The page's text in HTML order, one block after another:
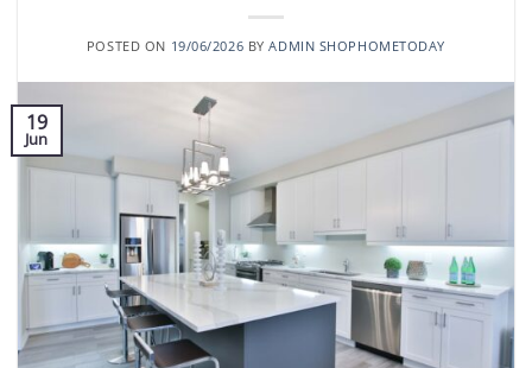
POSTED ON 19/06/2026 BYADMIN SHOPHOMETODAY
19
Jun